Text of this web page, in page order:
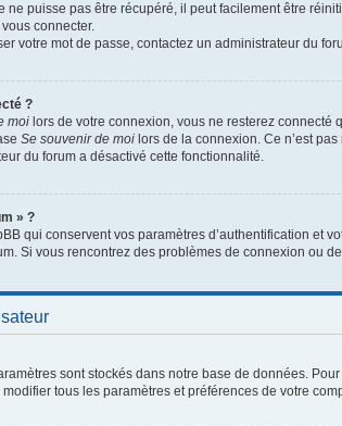
ne puisse pas être récupéré, il peut facilement être
connecter.
votre mot de passe, contactez un administrateur du
?
moi lors de votre connexion, vous ne resterez
Se souvenir de moi lors de la connexion. Ce n’est
du forum a désactivé cette fonctionnalité.
» ?
qui conservent vos paramètres d’authentification et
Si vous rencontrez des problèmes de connexion ou
sont stockés dans notre base de données.
tous les paramètres et préférences de votre